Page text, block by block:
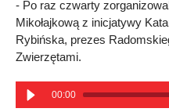
- Po raz czwarty
Mikołajkową z inicjatywy
Rybińska, prezes
Zwierzętami.
00:00